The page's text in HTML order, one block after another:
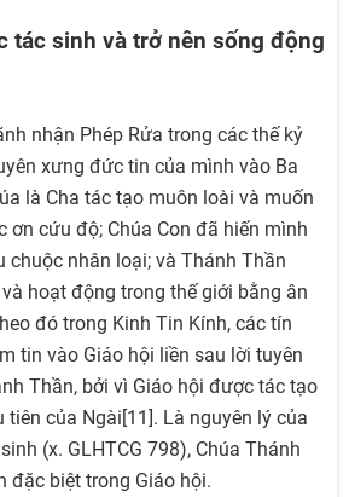
tác sinh và trở nên sống động
nhận Phép Rửa trong các thế kỷ
xưng đức tin của mình vào Ba
là Cha tác tạo muôn loài và muốn
ơn cứu độ; Chúa Con đã hiến mình
chuộc nhân loại; và Thánh Thần
hoạt động trong thế giới bằng ân
đó trong Kinh Tin Kính, các tín
tin vào Giáo hội liền sau lời tuyên
Thần, bởi vì Giáo hội được tác tạo
của Ngài[11]. Là nguyên lý của
(x. GLHTCG 798), Chúa Thánh
đặc biệt trong Giáo hội.